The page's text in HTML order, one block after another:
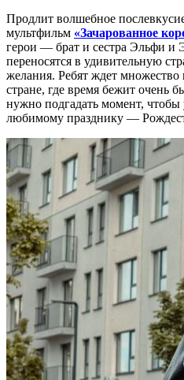
Продлит волшебное
мультфильм «Зачарованное
герои — брат и сестра Эльфи
переносятся в удивительную
желания. Ребят ждет
стране, где время бежит очень
нужно подгадать момент, чтобы
любимому празднику —